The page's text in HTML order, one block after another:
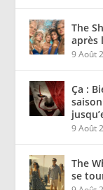
The
après
9 Août
Ça :
9 Août
The
se